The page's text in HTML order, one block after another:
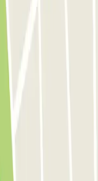
Roma - Coperto
Roma - Scoperto
di Venezia
Venezia
di Venezia Mestre
Roma
a prop de Park P4
di Venezia
- Marco Polo (VCE)